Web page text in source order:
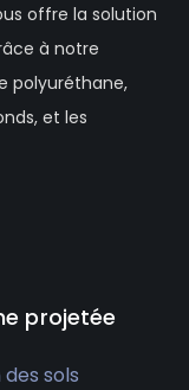
offre la solution
à notre
polyuréthane,
et les
projetée
sols